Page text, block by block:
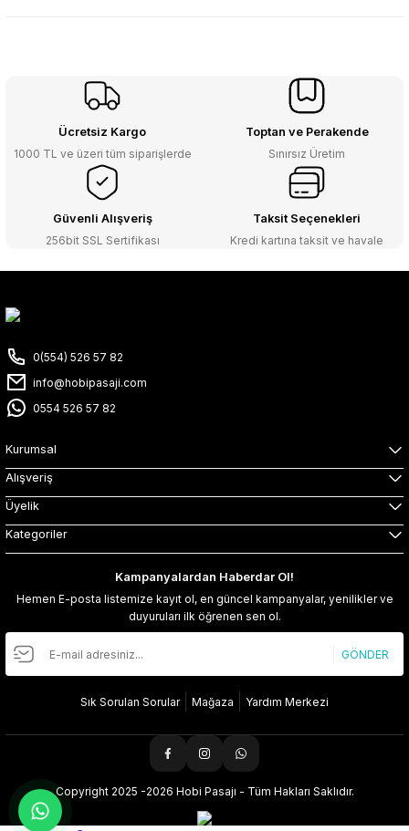
Ücretsiz Kargo
1000 TL ve üzeri tüm siparişlerde
Toptan ve Perakende
Sınırsız Üretim
Güvenli Alışveriş
256bit SSL Sertifikası
Taksit Seçenekleri
Kredi kartına taksit ve havale
0(554) 526 57 82
info@hobipasaji.com
0554 526 57 82
Kurumsal
Alışveriş
Üyelik
Kategoriler
Kampanyalardan Haberdar Ol!
Hemen E-posta listemize kayıt ol, en güncel kampanyalar, yenilikler ve
duyuruları ilk öğrenen sen ol.
GÖNDER
Sık Sorulan Sorular Mağaza Yardım Merkezi
Copyright 2025 -2026 Hobi Pasajı - Tüm Hakları Saklıdır.